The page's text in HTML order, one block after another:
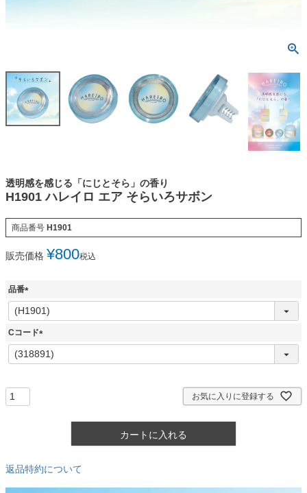
透明感を感じる「にじとそら」の香り
H1901 ハレイロ エア そらいろサボン
商品番号 H1901
販売価格 ¥800税込
品番
(
必
須
Cコード
(
必
お気に入りに登録する
カートに入れる
返品特約について